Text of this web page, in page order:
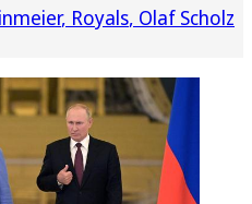
Royals Olaf Scholz